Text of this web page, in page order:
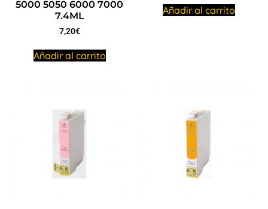
5000 5050 6000 7000
7.4ML
7,20€
Añadir al carrito
Añadir al carrito